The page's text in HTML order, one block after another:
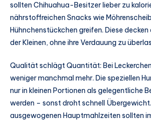
sollten Chihuahua-Besitzer lieber zu
nährstoffreichen Snacks wie
Hühnchenstückchen greifen. Diese
der Kleinen, ohne ihre Verdauung zu
Qualität schlägt Quantität: Bei
weniger manchmal mehr. Die speziellen
nur in kleinen Portionen als gelegentliche
werden – sonst droht schnell
ausgewogenen Hauptmahlzeiten sollten